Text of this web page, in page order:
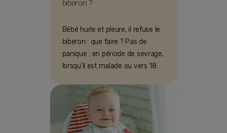
biberon ?
Bébé hurle et pleure, il refuse le
biberon : que faire ? Pas de
panique : en période de sevrage,
lorsqu'il est malade ou vers 18
expliquent le rejet du biberon.